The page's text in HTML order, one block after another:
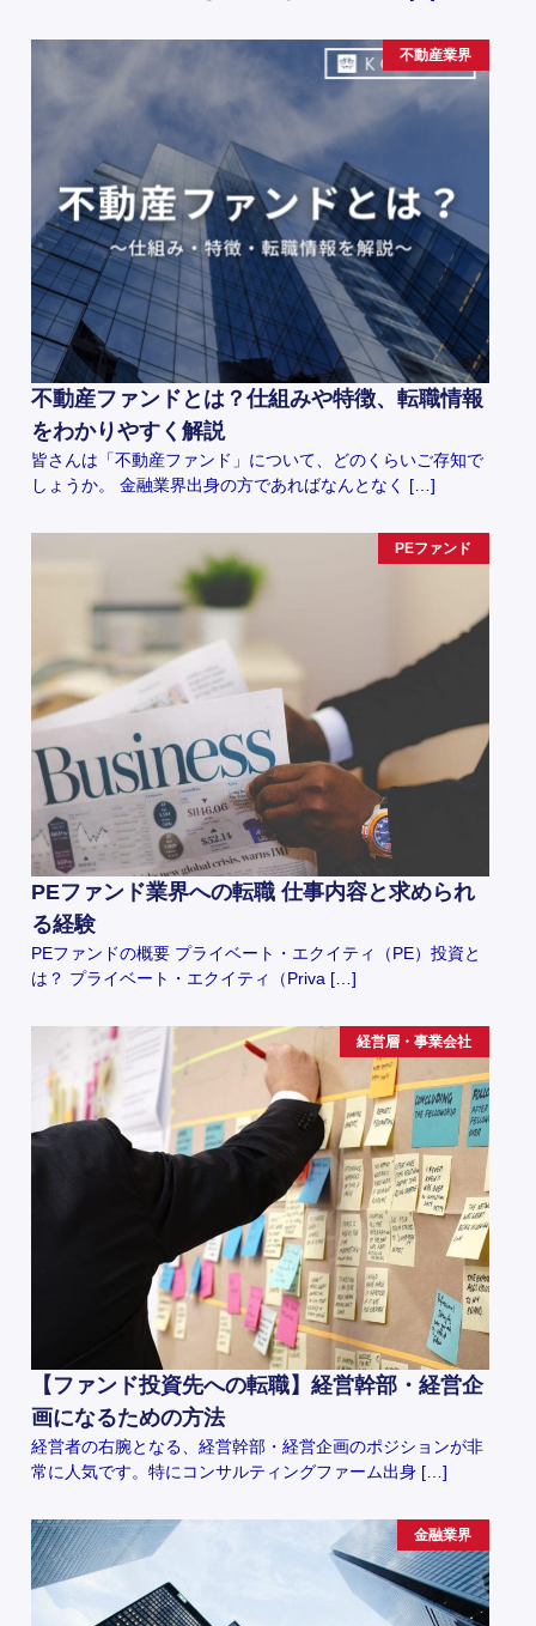
不動産業界
不動産ファンドとは？仕組みや特徴、転職情報
をわかりやすく解説
皆さんは「不動産ファンド」について、どのくらいご存知で
しょうか。 金融業界出身の方であればなんとなく […]
PEファンド
PEファンド業界への転職 仕事内容と求められ
る経験
PEファンドの概要 プライベート・エクイティ（PE）投資と
は？ プライベート・エクイティ（Priva […]
経営層・事業会社
【ファンド投資先への転職】経営幹部・経営企
画になるための方法
経営者の右腕となる、経営幹部・経営企画のポジションが非
常に人気です。特にコンサルティングファーム出身 […]
金融業界